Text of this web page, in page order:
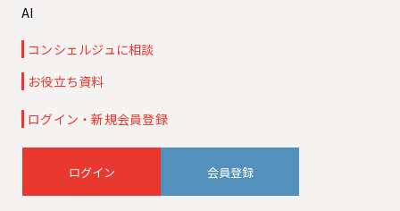
AI
コンシェルジュに相談
お役立ち資料
ログイン・新規会員登録
会員登録